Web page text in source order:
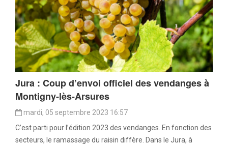
Jura : Coup d’envoi officiel des vendanges à
Montigny-lès-Arsures
mardi, 05 septembre 2023 16:57
C’est parti pour l’édition 2023 des vendanges. En fonction des
secteurs, le ramassage du raisin diffère. Dans le Jura, à